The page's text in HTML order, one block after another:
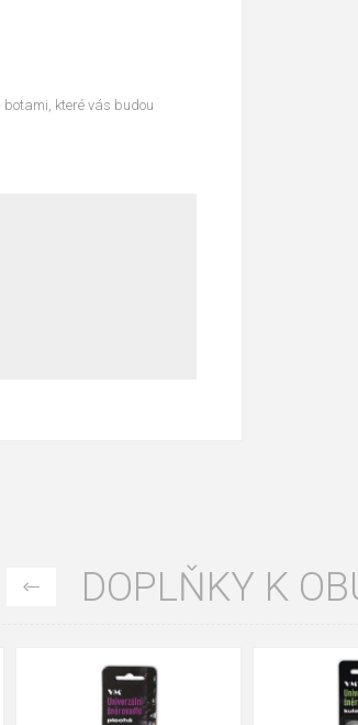
botami, které vás budou
DOPLŇKY K
125cm